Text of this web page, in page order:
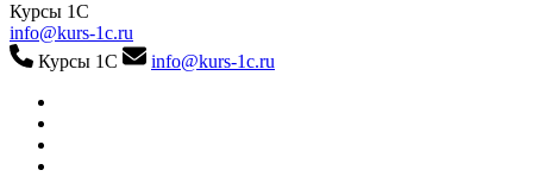
Курсы 1С
info@kurs-1c.ru
Курсы 1С
info@kurs-1c.ru